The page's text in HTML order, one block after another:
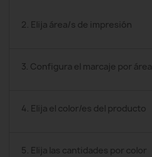
2. Elija área/s de impresión
3. Configura el marcaje por área
4. Elija el color/es del producto
5. Elija las cantidades por color